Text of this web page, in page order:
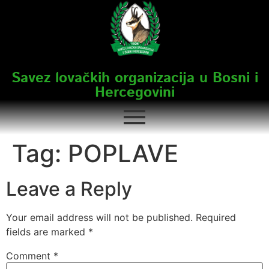
Savez lovačkih organizacija u Bosni i
Hercegovini
Tag: POPLAVE
Leave a Reply
Your email address will not be published. Required
fields are marked *
Comment *